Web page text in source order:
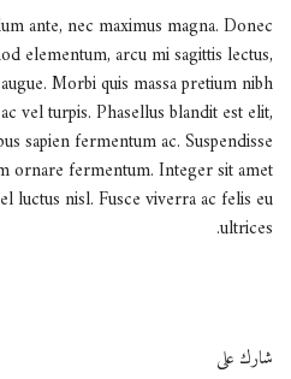
ante, nec maximus magna. Donec
elementum, arcu mi sagittis lectus,
Morbi quis massa pretium nibh
vel turpis. Phasellus blandit est elit,
sapien fermentum ac. Suspendisse
ornare fermentum. Integer sit amet
luctus nisl. Fusce viverra ac felis eu
ultrices.
شارك على